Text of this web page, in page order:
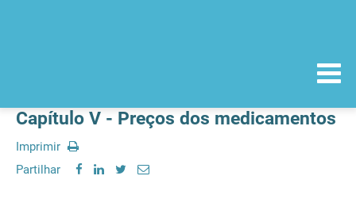
Capítulo V - Preços dos medicamentos
Imprimir
Partilhar